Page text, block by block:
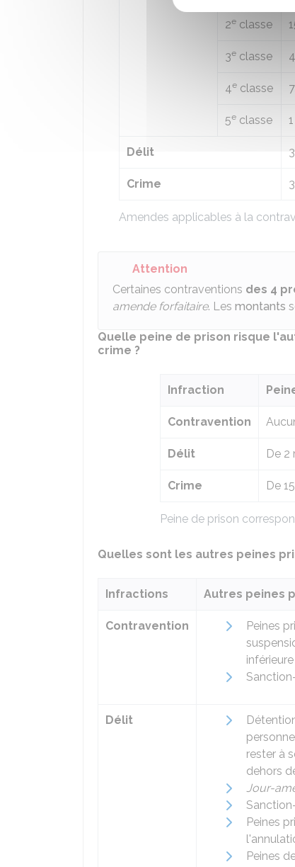
Amendes applicables à la
2eclasse
3eclasse
4eclasse
5eclasse
Délit
Crime
Attention
Certaines contraventions des 4
amende forfaitaire. Les montants
Quelle peine de prison risque
crime ?
Peine de prison
Infraction
Contravention
Délit De 2
Crime De
Quelles sont les autres peines
Infractions Autres peines
Contravention
Peines
Délit
rester à
dehors
Jour-
Peines
Peines